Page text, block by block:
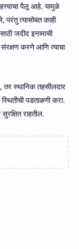
पैलू आहे. यामुळे
त्यासोबत काही
जदीद इनामाची
संरक्षण करणे आणि त्याचा
स्थानिक तहसीलदार
पडताळणी करा.
राहतील.